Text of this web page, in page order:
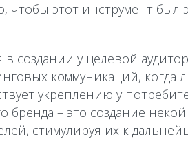
чтобы этот инструмент
в создании у целевой
коммуникаций, когда
укреплению у
бренда – это создание
стимулируя их к